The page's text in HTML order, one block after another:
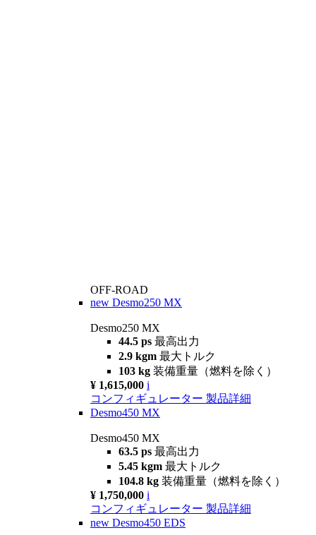
OFF-ROAD
new Desmo250 MX
Desmo250 MX
44.5 ps 最高出力
2.9 kgm 最大トルク
103 kg 装備重量（燃料を除く）
¥ 1,615,000 i
コンフィギュレーター 製品詳細
Desmo450 MX
Desmo450 MX
63.5 ps 最高出力
5.45 kgm 最大トルク
104.8 kg 装備重量（燃料を除く）
¥ 1,750,000 i
コンフィギュレーター 製品詳細
new Desmo450 EDS